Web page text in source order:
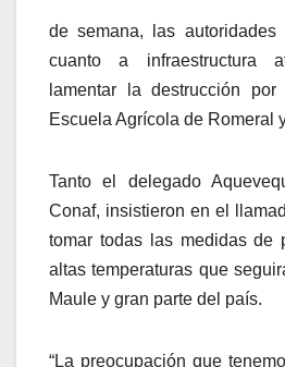
de semana, las autoridades
cuanto a infraestructura
lamentar la destrucción
Escuela Agrícola de Romeral
Tanto el delegado
Conaf, insistieron en el
tomar todas las medidas de
altas temperaturas que
Maule y gran parte del país.
“La preocupación que